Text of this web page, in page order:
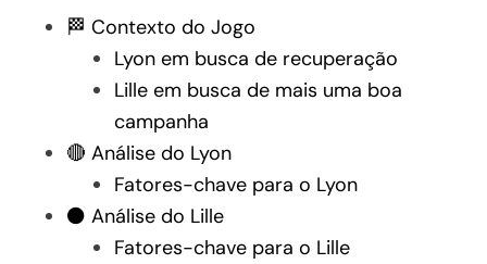
🏁 Contexto do Jogo
Lyon em busca de recuperação
Lille em busca de mais uma boa
campanha
🔴 Análise do Lyon
Fatores-chave para o Lyon
⚫ Análise do Lille
Fatores-chave para o Lille